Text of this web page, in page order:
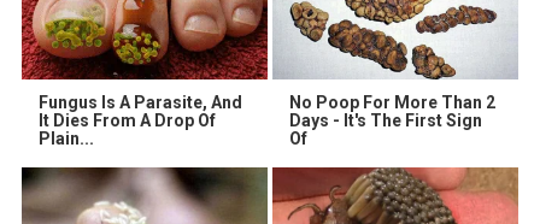
Fungus Is A Parasite, And
It Dies From A Drop Of
Plain...
No Poop For More Than 2
Days - It's The First Sign
Of